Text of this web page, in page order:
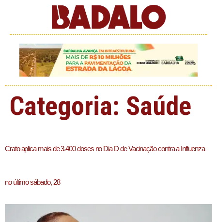
Categoria: Saúde
Crato aplica mais de 3.400 doses no Dia D de Vacinação contra a Influenza
no último sábado, 28